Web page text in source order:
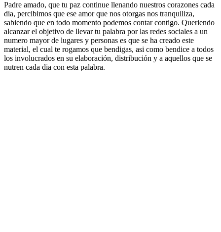
Padre amado, que tu paz continue llenando nuestros corazones cada
dia, percibimos que ese amor que nos otorgas nos tranquiliza,
sabiendo que en todo momento podemos contar contigo. Queriendo
alcanzar el objetivo de llevar tu palabra por las redes sociales a un
numero mayor de lugares y personas es que se ha creado este
material, el cual te rogamos que bendigas, asi como bendice a todos
los involucrados en su elaboración, distribución y a aquellos que se
nutren cada dia con esta palabra.